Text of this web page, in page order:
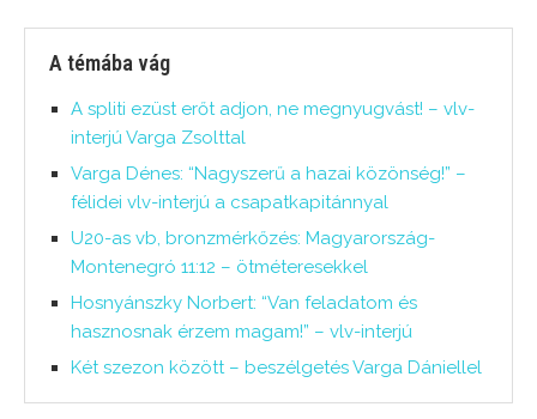
A témába vág
A spliti ezüst erőt adjon, ne megnyugvást! – vlv-
interjú Varga Zsolttal
Varga Dénes: “Nagyszerű a hazai közönség!” –
félidei vlv-interjú a csapatkapitánnyal
U20-as vb, bronzmérkőzés: Magyarország-
Montenegró 11:12 – ötméteresekkel
Hosnyánszky Norbert: “Van feladatom és
hasznosnak érzem magam!” – vlv-interjú
Két szezon között – beszélgetés Varga Dániellel